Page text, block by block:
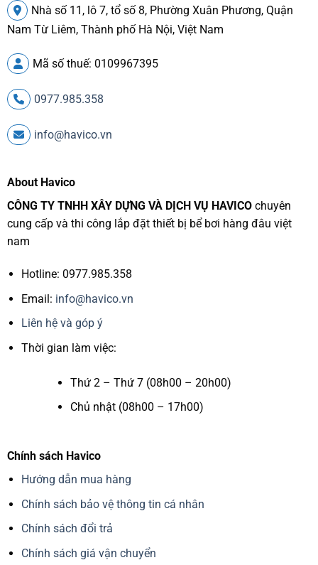
Nhà số 11, lô 7, tổ số 8, Phường Xuân Phương, Quận
Nam Từ Liêm, Thành phố Hà Nội, Việt Nam
Mã số thuế: 0109967395
0977.985.358
info@havico.vn
About Havico
CÔNG TY TNHH XÂY DỰNG VÀ DỊCH VỤ HAVICO chuyên
cung cấp và thi công lắp đặt thiết bị bể bơi hàng đâu việt
nam
Hotline: 0977.985.358
Email: info@havico.vn
Liên hệ và góp ý
Thời gian làm việc:
Thứ 2 – Thứ 7 (08h00 – 20h00)
Chủ nhật (08h00 – 17h00)
Chính sách Havico
Hướng dẫn mua hàng
Chính sách bảo vệ thông tin cá nhân
Chính sách đổi trả
Chính sách giá vận chuyển